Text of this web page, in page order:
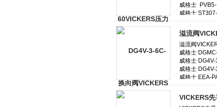
溢流阀
VICKERS